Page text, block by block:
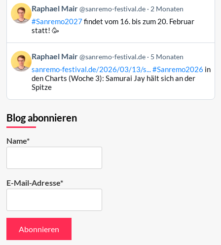
ansehen
Beitrag
von
Raphael
Bluesky
ansehen
Raphael Mair @sanremo-festival.de 2 Monaten
#Sanremo2027findet vom 16. bis zum 20. Februar
statt! 🥳
Beitrag
von
Raphael
ansehen
Raphael Mair @sanremo-festival.de 5 Monaten
sanremo-festival.de/2026/03/13/s...#Sanremo2026 in
den Charts (Woche 3): Samurai Jay hält sich an der
Spitze
Blog abonnieren
Name*
E-Mail-Adresse*